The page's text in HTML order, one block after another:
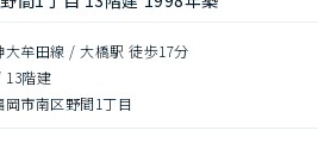
大牟田線 / 大橋駅 徒歩17分
13階建
岡市南区野間1丁目